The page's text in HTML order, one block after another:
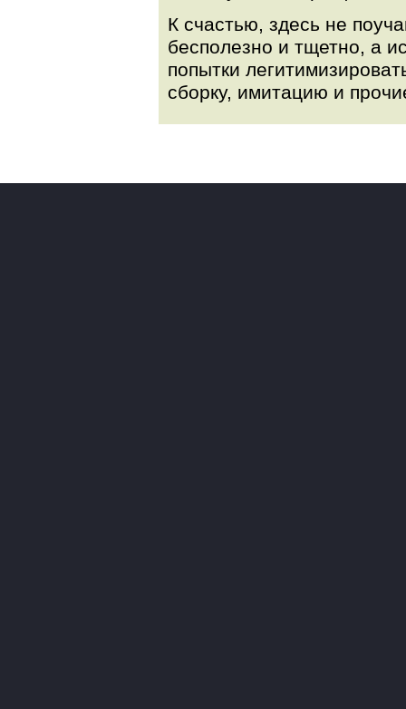
К счастью, здесь не
бесполезно и тщетно, а
попытки
сборку, имитацию и